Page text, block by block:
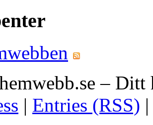
– Ditt
| Entries (RSS)